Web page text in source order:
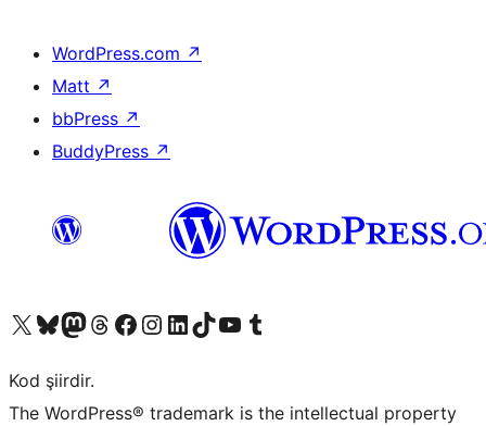
WordPress.com ↗
Matt ↗
bbPress ↗
BuddyPress ↗
X (eski Twitter) hesabımıza bakın
Bluesky hesabımızı ziyaret edinMastodon hesabımızı ziyaret edinThreads hesabımızı ziyaret edinFacebook sayfamızı ziyaret edinInstagram hesabımızı ziyaret edinLinkedIn hesabımızı ziyaret edinTikTok hesabımızı ziyaret edinYouTube kanalımızı ziyaret edinTumblr hesabımızı ziyaret edin
Kod şiirdir.
The WordPress® trademark is the intellectual property